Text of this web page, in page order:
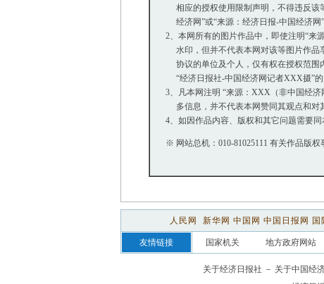
相应的授权使用限制声明，不得违反该
经济网”或“来源：经济日报-中国经济网
2、本网所有的图片作品中，即使注明“来
水印，但并不代表本网对该等图片作品
协议的单位及个人，仅有权在授权范围
“经济日报社-中国经济网记者XXX摄”的
3、凡本网注明 “来源：XXX（非中国经
多信息，并不代表本网赞同其观点和对
4、如因作品内容、版权和其它问题需要同
※ 网站总机：010-81025111 有关作品版权
人民网 新华网 中国网 中国日报网 国
友情链接 国家机关 地方政府网站
关于经济日报社 － 关于中国经